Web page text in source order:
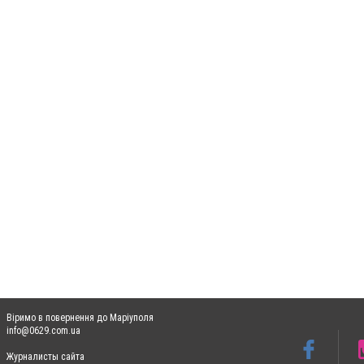
Віримо в повернення до Маріуполя
info@0629.com.ua
Журналисты сайта